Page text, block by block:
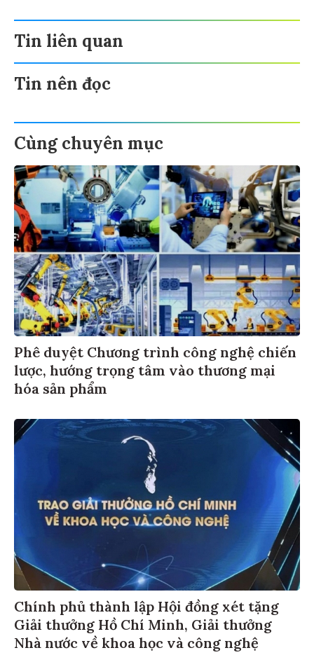
Tin liên quan
Tin nên đọc
Cùng chuyên mục
Phê duyệt Chương trình công nghệ chiến
lược, hướng trọng tâm vào thương mại
hóa sản phẩm
Chính phủ thành lập Hội đồng xét tặng
Giải thưởng Hồ Chí Minh, Giải thưởng
Nhà nước về khoa học và công nghệ